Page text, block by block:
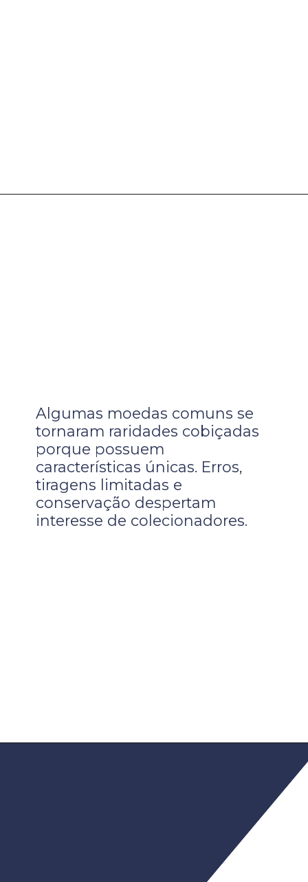
Algumas moedas comuns se
tornaram raridades cobiçadas
porque possuem
características únicas. Erros,
tiragens limitadas e
conservação despertam
interesse de colecionadores.